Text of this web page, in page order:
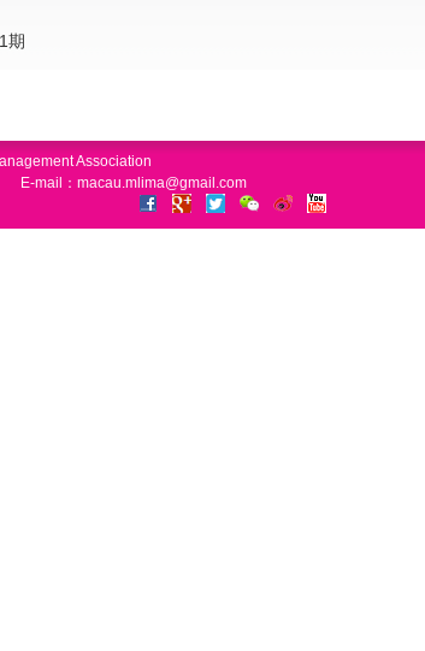
期
Association
E-mail：macau.mlima@gmail.com